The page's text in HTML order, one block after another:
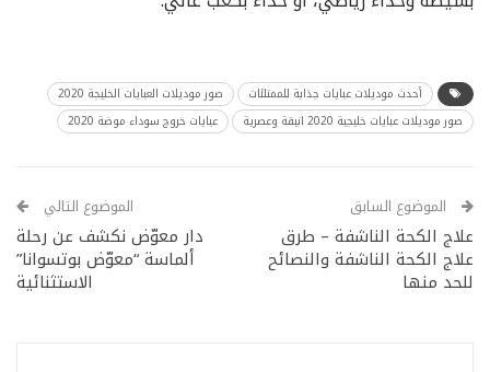
أحدث موديلات عبايات جذابة للممتلئات
صور موديلات العبايات الخليجة 2020
صور موديلات عبايات خليجية 2020 انيقة وعصرية
عبايات خروج سوداء موضة 2020
الموضوع السابق
علاج الكحة الناشفة – طرق
علاج الكحة الناشفة والنصائح
للحد منها
الموضوع التالي
دار معوّض نكشف عن رحلة
ألماسة “معوّض بوتسوانا”
الاستثنائية